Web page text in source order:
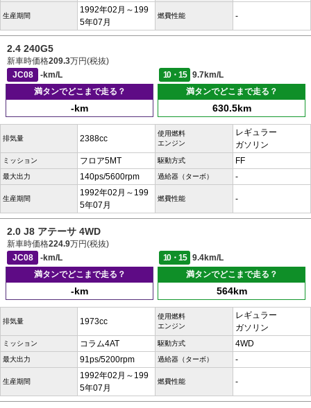
生産期間
1992年02月～199
5年07月
燃費性能 -
2.4 240G5
新車時価格209.3万円(税抜)
JC08
-km/L 10・15
9.7km/L
満タンでどこまで走る？
-km
満タンでどこまで走る？
630.5km
排気量 2388cc
使用燃料
エンジン
レギュラー
ガソリン
ミッション フロア5MT 駆動方式 FF
最大出力 140ps/5600rpm 過給器（ターボ） -
生産期間
1992年02月～199
5年07月
燃費性能 -
2.0 J8 アテーサ 4WD
新車時価格224.9万円(税抜)
JC08
-km/L 10・15
9.4km/L
満タンでどこまで走る？
-km
満タンでどこまで走る？
564km
排気量 1973cc
使用燃料
エンジン
レギュラー
ガソリン
ミッション コラム4AT 駆動方式 4WD
最大出力 91ps/5200rpm 過給器（ターボ） -
生産期間
1992年02月～199
5年07月
燃費性能 -